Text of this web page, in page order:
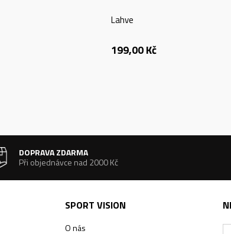
Lahve
199,00Kč
DOPRAVA ZDARMA
Při objednávce nad 2000 Kč
SPORT VISION
O nás